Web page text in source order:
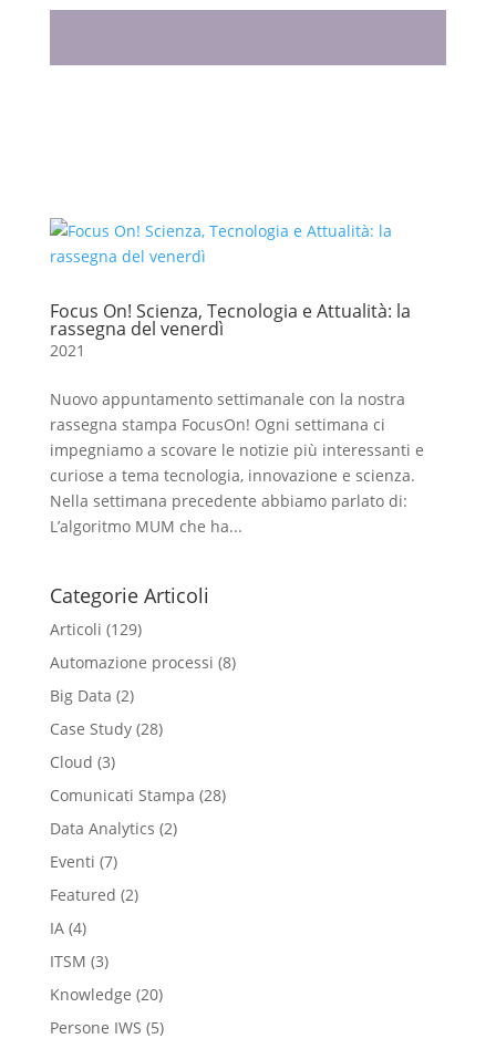
Focus On! Scienza, Tecnologia e Attualità: la
rassegna del venerdì
2021
Nuovo appuntamento settimanale con la nostra
rassegna stampa FocusOn! Ogni settimana ci
impegniamo a scovare le notizie più interessanti e
curiose a tema tecnologia, innovazione e scienza.
Nella settimana precedente abbiamo parlato di:
L’algoritmo MUM che ha...
Categorie Articoli
Articoli (129)
Automazione processi (8)
Big Data (2)
Case Study(28)
Cloud (3)
Comunicati Stampa (28)
Data Analytics (2)
Eventi (7)
Featured (2)
IA(4)
ITSM (3)
Knowledge (20)
Persone IWS (5)